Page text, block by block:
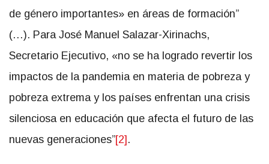
de género importantes» en áreas de formación”
(…). Para José Manuel Salazar-Xirinachs,
Secretario Ejecutivo, «no se ha logrado revertir los
impactos de la pandemia en materia de pobreza y
pobreza extrema y los países enfrentan una crisis
silenciosa en educación que afecta el futuro de las
nuevas generaciones”[2] .